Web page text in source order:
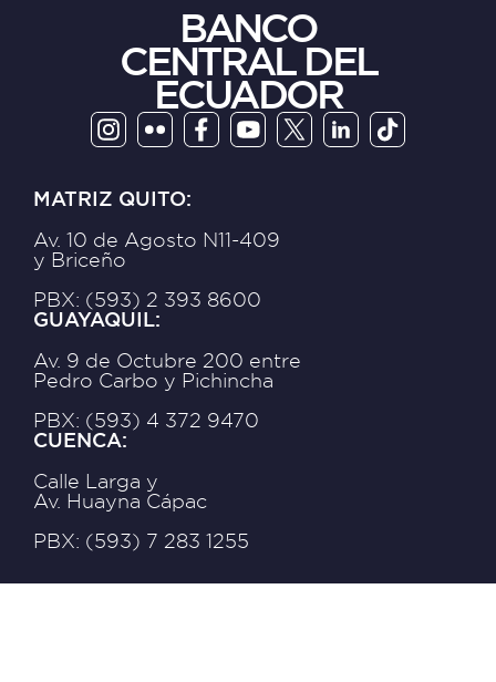
BANCO
CENTRAL DEL
ECUADOR
MATRIZ QUITO:
Av. 10 de Agosto N11-409
y Briceño
PBX: (593) 2 393 8600
GUAYAQUIL:
Av. 9 de Octubre 200 entre
Pedro Carbo y Pichincha
PBX: (593) 4 372 9470
CUENCA:
Calle Larga y
Av. Huayna Cápac
PBX: (593) 7 283 1255